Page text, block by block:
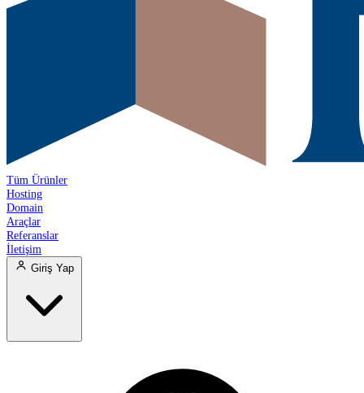
Tüm Ürünler
Hosting
Domain
Araçlar
Referanslar
İletişim
Giriş Yap